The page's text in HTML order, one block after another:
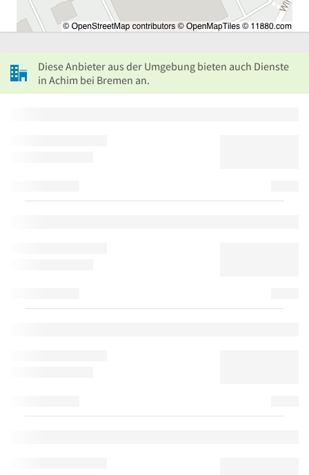
Diese Anbieter aus der Umgebung bieten auch Dienste
in Achim bei Bremen an.